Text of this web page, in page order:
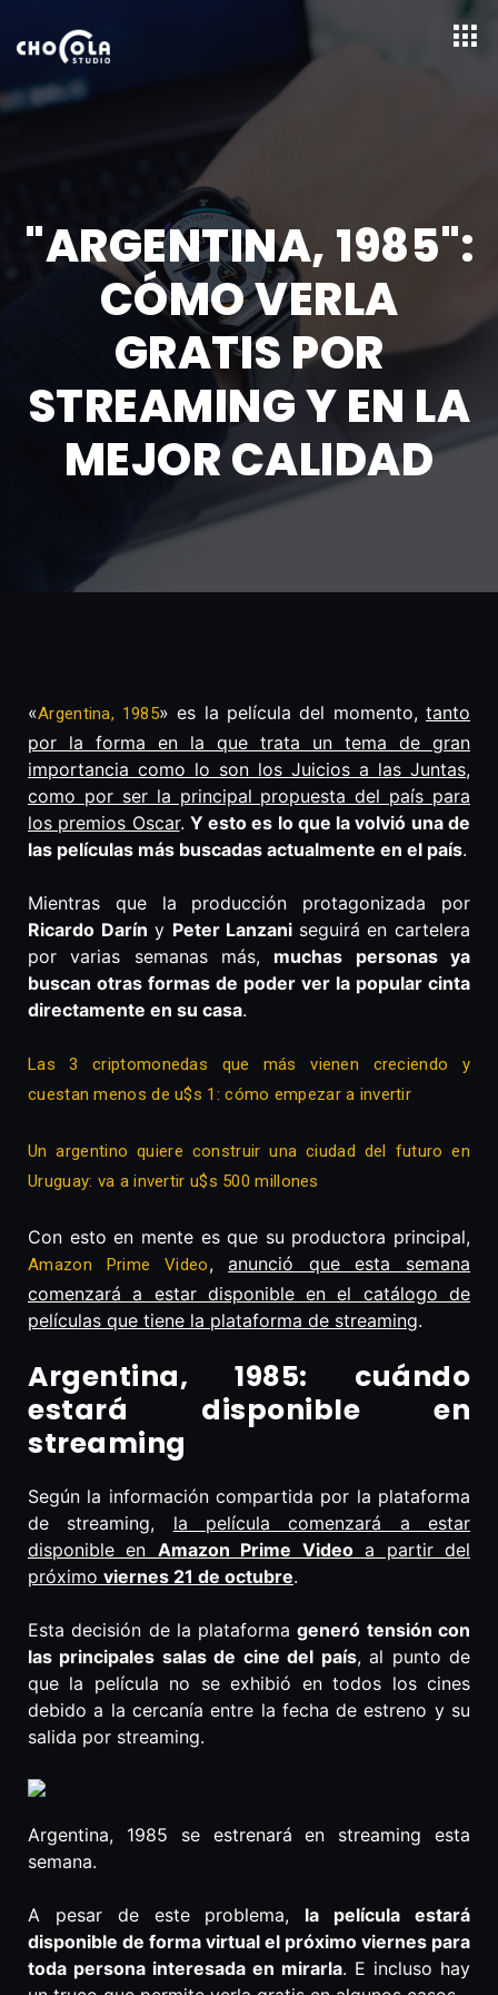
"ARGENTINA, 1985":
CÓMO VERLA
GRATIS POR
STREAMING Y EN LA
MEJOR CALIDAD
«Argentina, 1985» es la película del momento,tanto
por la forma en la que trata un tema de gran
importancia como lo son los Juicios a las Juntas,
como por ser la principal propuesta del país para
los premios Oscar. Y esto es lo que la volvió una de
las películas más buscadas actualmente en el país.
Mientras que la producción protagonizada por
Ricardo Darín y Peter Lanzani seguirá en cartelera
por varias semanas más, muchas personas ya
buscan otras formas de poder ver la popular cinta
directamente en su casa.
Las 3 criptomonedas que más vienen creciendo y
cuestan menos de u$s 1: cómo empezar a invertir
Un argentino quiere construir una ciudad del futuro en
Uruguay: va a invertir u$s 500 millones
Con esto en mente es que su productora principal,
Amazon Prime Video,anunció que esta semana
comenzará a estar disponible en el catálogo de
películas que tiene la plataforma de streaming.
Argentina, 1985: cuándo
estará disponible en
streaming
Según la información compartida por la plataforma
de streaming, la película comenzará a estar
disponible en Amazon Prime Videoa partir del
próximo viernes 21 de octubre.
Esta decisión de la plataformageneró tensión con
las principales salas de cine del país, al punto de
que la película no se exhibió en todos los cines
debido a la cercanía entre la fecha de estreno y su
salida por streaming.
Argentina, 1985 se estrenará en streaming esta
semana.
A pesar de este problema, la película estará
disponible de forma virtual el próximo viernes para
toda persona interesada en mirarla. E incluso hay